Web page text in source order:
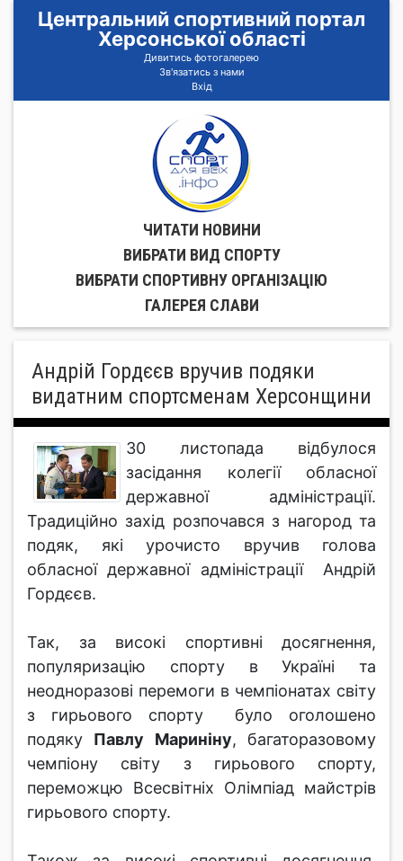
Центральний спортивний портал
Херсонської області
Дивитись фотогалерею
Зв'язатись з нами
Вхід
ЧИТАТИ НОВИНИ
ВИБРАТИ ВИД СПОРТУ
ВИБРАТИ СПОРТИВНУ ОРГАНIЗАЦIЮ
ГАЛЕРЕЯ СЛАВИ
Андрій Гордєєв вручив подяки
видатним спортсменам Херсонщини
30 листопада відбулося
засідання колегії обласної
державної адміністрації.
Традиційно захід розпочався з нагород та
подяк, які урочисто вручив голова
обласної державної адміністрації Андрій
Гордєєв.
Так, за високі спортивні досягнення,
популяризацію спорту в Україні та
неодноразові перемоги в чемпіонатах світу
з гирьового спорту було оголошено
подяку Павлу Мариніну, багаторазовому
чемпіону світу з гирьового спорту,
переможцю Всесвітніх Олімпіад майстрів
гирьового спорту.